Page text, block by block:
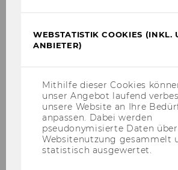
name
WEBSTATISTIK COOKIES (INKL.
ANBIETER)
Mithilfe dieser Cookies
unser Angebot laufend
unsere Website an Ihre
anpassen. Dabei werden
pseudonymisierte Daten
Websitenutzung gesammelt
statistisch ausgewertet.